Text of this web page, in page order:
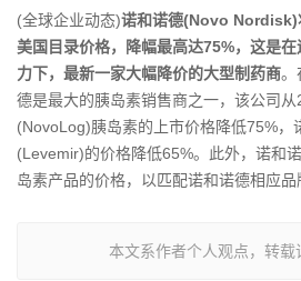
(全球企业动态)诺和诺德(Novo Nordisk)
美国目录价格，降幅最高达75%，这是
力下，最新一家大幅降价的大型制药商。
德是最大的胰岛素销售商之一，该公司
(NovoLog)胰岛素的上市价格降低75%，
(Levemir)的价格降低65%。此外，诺和
岛素产品的价格，以匹配诺和诺德相应品
本文系作者个人观点，转载